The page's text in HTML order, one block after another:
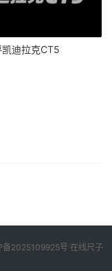
迪拉克CT5
备2025109925号 在线尺子